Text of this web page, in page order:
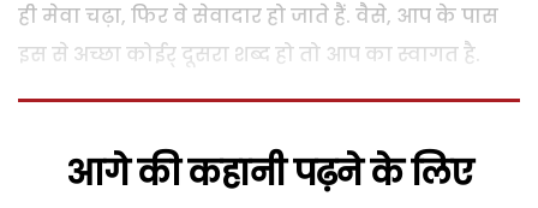
ही मेवा चढ़ा, फिर वे सेवादार हो जाते हैं. वैसे, आप के पास
इस से अच्छा कोईर् दूसरा शब्द हो तो आप का स्वागत है.
आगे की कहानी पढ़ने के लिए